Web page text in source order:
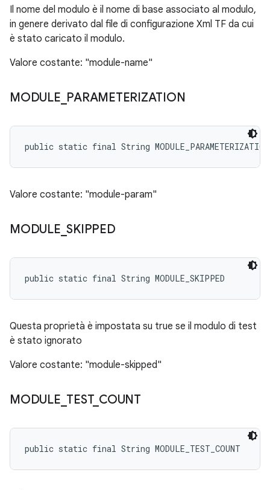
Il nome del modulo è il nome di base associato al modulo,
in genere derivato dal file di configurazione Xml TF da cui
è stato caricato il modulo.
Valore costante: "module-name"
MODULE PARAMETERIZATION
public static final String MODULE_PARAMETERIZATION
Valore costante: "module-param"
MODULE _SKIPPED
public static final String MODULE_SKIPPED
Questa proprietà è impostata su true se il modulo di test
è stato ignorato
Valore costante: "module-skipped"
MODULE TEST_ COUNT
public static final String MODULE_TEST_COUNT